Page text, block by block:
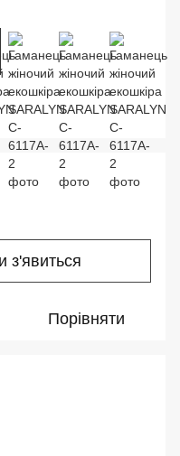
з'явиться
Порівняти